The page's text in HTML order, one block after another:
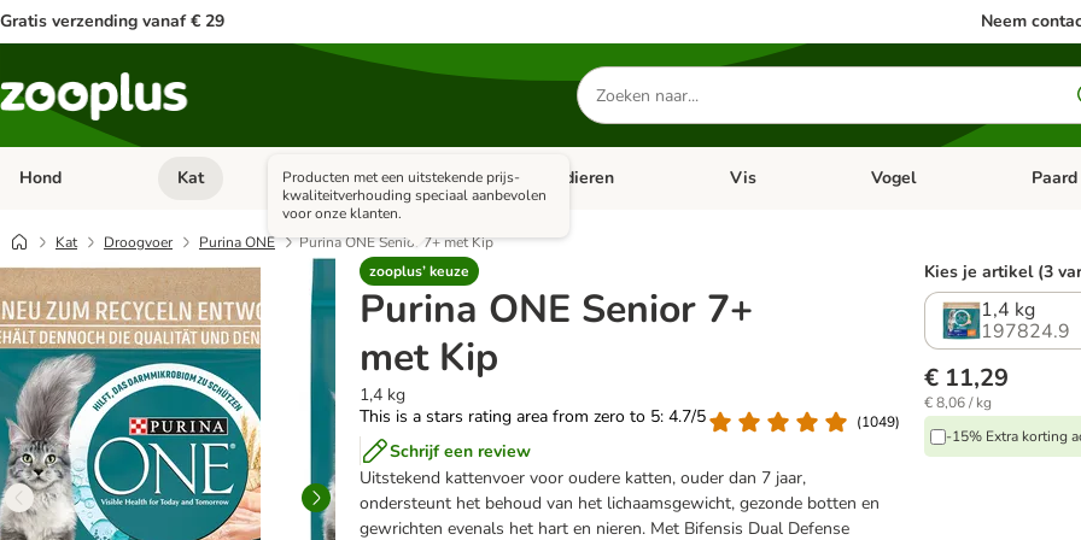
Gratis verzending vanaf € 29 Neem
Zoeken
naar
producten
Hond Open categorie menu: Hond
Kat Open categorie menu: Kat
Apotheek Open categorie menu: Apotheek
Kleine dieren Open categorie menu: Kleine dieren
Vis Open categorie menu: Vis
Vogel Open
Paard
Kat Droogvoer Purina ONE
Purina ONE Senior 7+ met Kip
zooplus’ keuze
Producten met een uitstekende prijs-
kwaliteitverhouding speciaal aanbevolen
voor onze klanten.
Purina ONE Senior 7+
met Kip
1,4 kg
This is a stars rating area from zero to 5: 4.7/5
(1049)
Schrijf een review
Uitstekend kattenvoer voor oudere katten, ouder dan 7 jaar,
ondersteunt het behoud van het lichaamsgewicht, gezonde botten en
gewrichten evenals het hart en nieren. Met Bifensis Dual Defense
Kies je artikel (3
1,4 kg
197824.9
€ 11,29
€ 8,06 / kg
-15% Extra korting